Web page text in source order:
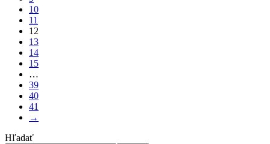
10
11
12
13
14
15
…
39
40
41
→
Hľadať